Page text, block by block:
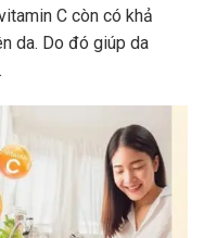
C còn có khả
da. Do đó giúp da